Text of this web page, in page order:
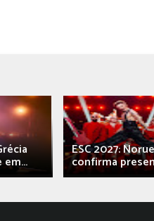
ESC 2027:
confirma